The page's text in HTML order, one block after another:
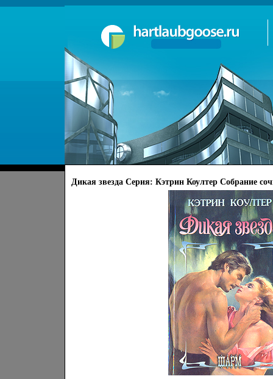
Дикая звезда Серия: Кэтрин Коултер Собрание